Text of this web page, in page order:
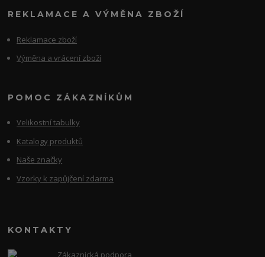
REKLAMACE A VÝMĚNA ZBOŽÍ
Reklamace zboží
Výměna a vrácení zboží
POMOC ZÁKAZNÍKŮM
Velikostní tabulky
Katalogy produktů
Naše značky
Vzorky k zapůjčení zdarma
KONTAKTY
Zákaznická podpora